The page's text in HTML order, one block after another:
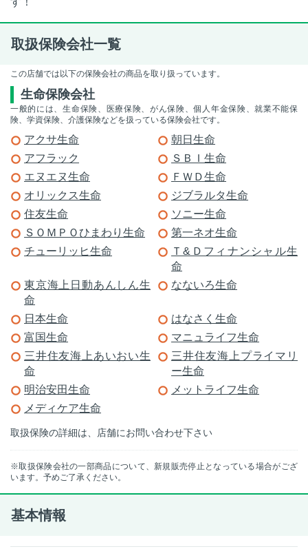
取扱保険会社一覧
この店舗では以下の保険会社の商品を取り扱っています。
生命保険会社
一般的には、生命保険、医療保険、がん保険、個人年金保険、就業不能保
険、学資保険、介護保険などを扱っている保険会社です。
アクサ生命
朝日生命
アフラック
ＳＢＩ生命
エヌエヌ生命
ＦＷＤ生命
オリックス生命
ジブラルタ生命
住友生命
ソニー生命
ＳＯＭＰＯひまわり生命
第一ネオ生命
チューリッヒ生命
Ｔ&Ｄフィナンシャル生
命
東京海上日動あんしん生
命
なないろ生命
日本生命
はなさく生命
富国生命
マニュライフ生命
三井住友海上あいおい生
命
三井住友海上プライマリ
ー生命
明治安田生命
メットライフ生命
メディケア生命
取扱保険の詳細は、店舗にお問い合わせ下さい
※取扱保険会社の一部商品について、新規販売停止となっている場合がござ
います。予めご了承ください。
基本情報